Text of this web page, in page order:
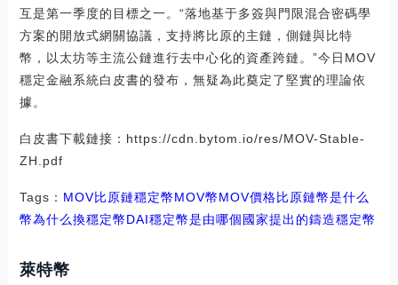
互是第一季度的目標之一。“落地基于多簽與門限混合密碼學
方案的開放式網關協議，支持將比原的主鏈，側鏈與比特
幣，以太坊等主流公鏈進行去中心化的資產跨鏈。”今日MOV
穩定金融系統白皮書的發布，無疑為此奠定了堅實的理論依
據。
白皮書下載鏈接：https://cdn.bytom.io/res/MOV-Stable-
ZH.pdf
Tags： MOV比原鏈穩定幣MOV幣MOV價格比原鏈幣是什么
幣為什么換穩定幣DAI穩定幣是由哪個國家提出的鑄造穩定幣
萊特幣